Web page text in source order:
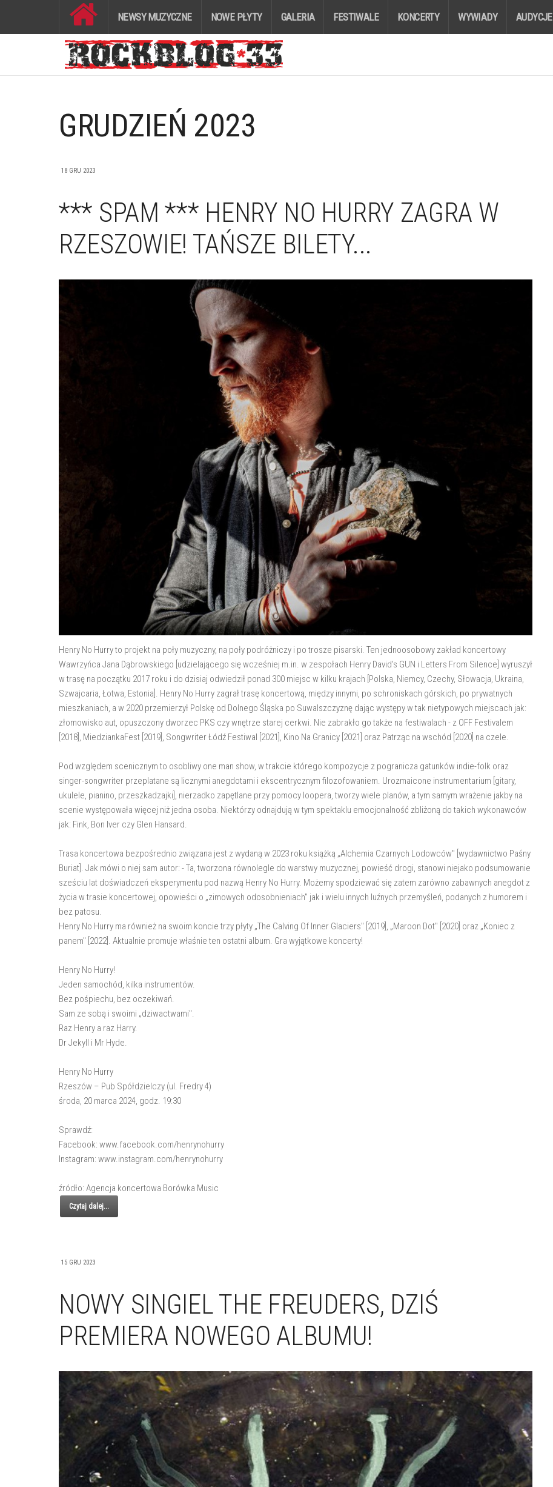
NEWSY MUZYCZNE NOWE PŁYTY GALERIA FESTIWALE KONCERTY WYWIADY AUDYCJE
GRUDZIEŃ 2023
18 GRU 2023
*** SPAM *** HENRY NO HURRY ZAGRA W
RZESZOWIE! TAŃSZE BILETY...
Henry No Hurry to projekt na poły muzyczny, na poły podróżniczy i po trosze pisarski. Ten jednoosobowy zakład koncertowy
Wawrzyńca Jana Dąbrowskiego [udzielającego się wcześniej m.in. w zespołach Henry David's GUN i Letters From Silence] wyruszył
w trasę na początku 2017 roku i do dzisiaj odwiedził ponad 300 miejsc w kilku krajach [Polska, Niemcy, Czechy, Słowacja, Ukraina,
Szwajcaria, Łotwa, Estonia]. Henry No Hurry zagrał trasę koncertową, między innymi, po schroniskach górskich, po prywatnych
mieszkaniach, a w 2020 przemierzył Polskę od Dolnego Śląska po Suwalszczyznę dając występy w tak nietypowych miejscach jak:
złomowisko aut, opuszczony dworzec PKS czy wnętrze starej cerkwi. Nie zabrakło go także na festiwalach - z OFF Festivalem
[2018], MiedziankaFest [2019], Songwriter Łódź Festiwal [2021], Kino Na Granicy [2021] oraz Patrząc na wschód [2020] na czele.
Pod względem scenicznym to osobliwy one man show, w trakcie którego kompozycje z pogranicza gatunków indie-folk oraz
singer-songwriter przeplatane są licznymi anegdotami i ekscentrycznym filozofowaniem. Urozmaicone instrumentarium [gitary,
ukulele, pianino, przeszkadzajki], nierzadko zapętlane przy pomocy loopera, tworzy wiele planów, a tym samym wrażenie jakby na
scenie występowała więcej niż jedna osoba. Niektórzy odnajdują w tym spektaklu emocjonalność zbliżoną do takich wykonawców
jak: Fink, Bon Iver czy Glen Hansard.
Trasa koncertowa bezpośrednio związana jest z wydaną w 2023 roku książką „Alchemia Czarnych Lodowców" [wydawnictwo Paśny
Buriat]. Jak mówi o niej sam autor: - Ta, tworzona równolegle do warstwy muzycznej, powieść drogi, stanowi niejako podsumowanie
sześciu lat doświadczeń eksperymentu pod nazwą Henry No Hurry. Możemy spodziewać się zatem zarówno zabawnych anegdot z
życia w trasie koncertowej, opowieści o „zimowych odosobnieniach" jak i wielu innych luźnych przemyśleń, podanych z humorem i
bez patosu.
Henry No Hurry ma również na swoim koncie trzy płyty „The Calving Of Inner Glaciers" [2019], „Maroon Dot" [2020] oraz „Koniec z
panem" [2022]. Aktualnie promuje właśnie ten ostatni album. Gra wyjątkowe koncerty!
Henry No Hurry!
Jeden samochód, kilka instrumentów.
Bez pośpiechu, bez oczekiwań.
Sam ze sobą i swoimi „dziwactwami".
Raz Henry a raz Harry.
Dr Jekyll i Mr Hyde.
Henry No Hurry
Rzeszów – Pub Spółdzielczy (ul. Fredry 4)
środa, 20 marca 2024, godz. 19:30
Sprawdź:
Facebook: www.facebook.com/henrynohurry
Instagram: www.instagram.com/henrynohurry
źródło: Agencja koncertowa Borówka Music
Czytaj dalej...
15 GRU 2023
NOWY SINGIEL THE FREUDERS, DZIŚ
PREMIERA NOWEGO ALBUMU!